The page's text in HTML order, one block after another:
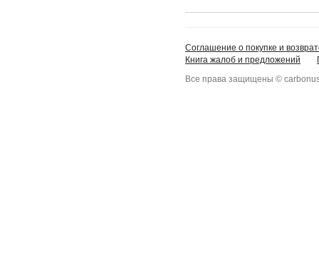
Соглашение о покупке и
Книга жалоб и предложений
Все права защищены ©